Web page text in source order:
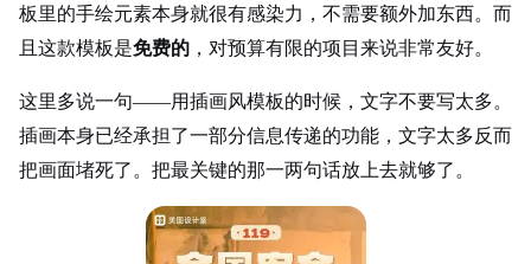
板里的手绘元素本身就很有感染力，不需要额外加东西。而
且这款模板是免费的 ，对预算有限的项目来说非常友好。
这里多说一句——用插画风模板的时候，文字不要写太多。
插画本身已经承担了一部分信息传递的功能，文字太多反而
把画面堵死了。把最关键的那一两句话放上去就够了。